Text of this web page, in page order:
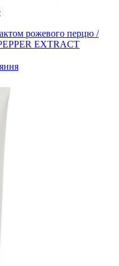
рожевого перцю /
EXTRACT